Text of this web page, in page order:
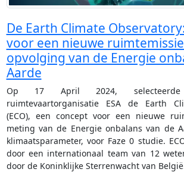
De Earth Climate
voor een nieuwe
opvolging van de Energie
Aarde
Op 17 April 2024,
ruimtevaartorganisatie ESA de Earth
(ECO), een concept voor een nieuwe
meting van de Energie onbalans van de
klimaatsparameter, voor Faze 0 studie.
door een internationaal team van 12
door de Koninklijke Sterrenwacht van